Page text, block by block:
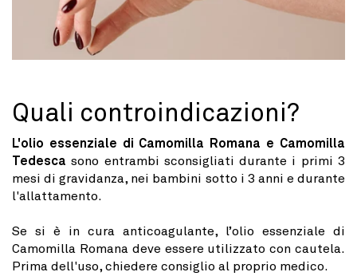
Quali controindicazioni?
L'olio essenziale di Camomilla Romana e Camomilla
Tedesca sono entrambi sconsigliati durante i primi 3
mesi di gravidanza, nei bambini sotto i 3 anni e durante
l'allattamento.
Se si è in cura anticoagulante, l’olio essenziale di
Camomilla Romana deve essere utilizzato con cautela.
Prima dell'uso, chiedere consiglio al proprio medico.